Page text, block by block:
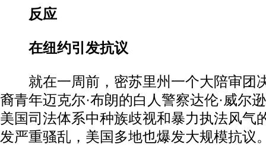
反应
在纽约引发抗议
就在一周前，密苏里州一个大陪审团
裔青年迈克尔·布朗的白人警察达伦·威尔
美国司法体系中种族歧视和暴力执法风气
发严重骚乱，美国多地也爆发大规模抗议